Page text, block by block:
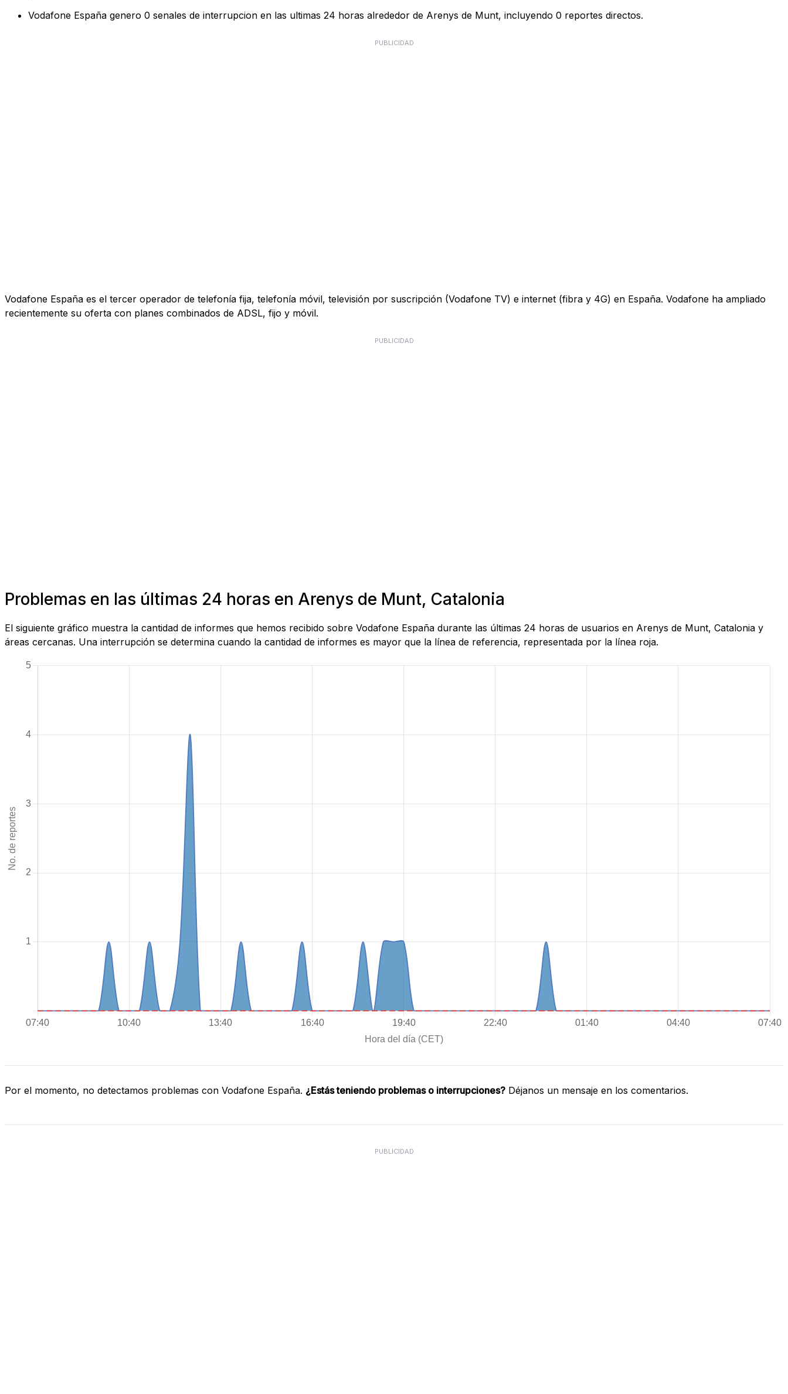
Vodafone España genero 0 senales de interrupcion en las ultimas 24 horas alrededor de Arenys de Munt, incluyendo 0 reportes directos.
PUBLICIDAD
Vodafone España es el tercer operador de telefonía fija, telefonía móvil, televisión por suscripción (Vodafone TV) e internet (fibra y 4G) en España. Vodafone ha ampliado
recientemente su oferta con planes combinados de ADSL, fijo y móvil.
PUBLICIDAD
Problemas en las últimas 24 horas en Arenys de Munt, Catalonia
El siguiente gráfico muestra la cantidad de informes que hemos recibido sobre Vodafone España durante las últimas 24 horas de usuarios en Arenys de Munt, Catalonia y
áreas cercanas. Una interrupción se determina cuando la cantidad de informes es mayor que la línea de referencia, representada por la línea roja.
Por el momento, no detectamos problemas con Vodafone España. ¿Estás teniendo problemas o interrupciones? Déjanos un mensaje en los comentarios.
PUBLICIDAD